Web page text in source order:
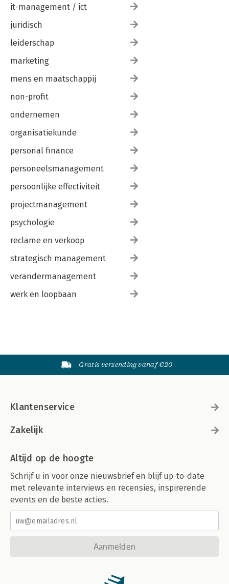
it-management / ict
juridisch
leiderschap
marketing
mens en maatschappij
non-profit
ondernemen
organisatiekunde
personal finance
personeelsmanagement
persoonlijke effectiviteit
projectmanagement
psychologie
reclame en verkoop
strategisch management
verandermanagement
werk en loopbaan
Gratis verzending vanaf €20
Klantenservice
Zakelijk
Altijd op de hoogte
Schrijf u in voor onze nieuwsbrief en blijf up-to-date
met relevante interviews en recensies, inspirerende
events en de beste acties.
Aanmelden